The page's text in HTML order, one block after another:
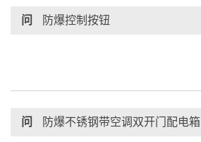
问 防爆控制按钮
问 防爆不锈钢带空调双开门配电箱